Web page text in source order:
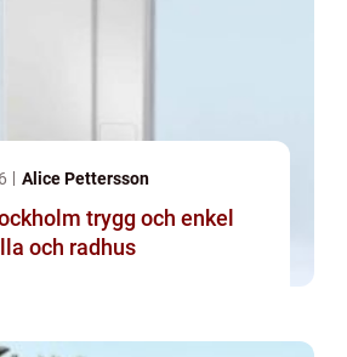
Alice Pettersson
och enkel
och radhus